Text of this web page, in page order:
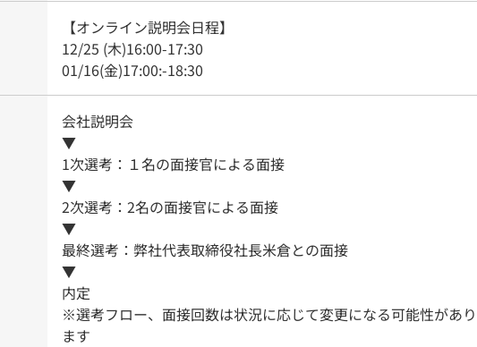
【オンライン説明会日程】
12/25 (木)16:00-17:30
01/16(金)17:00:-18:30
会社説明会
▼
1次選考：１名の面接官による面接
▼
2次選考：2名の面接官による面接
▼
最終選考：弊社代表取締役社長米倉との面接
▼
内定
※選考フロー、面接回数は状況に応じて変更になる可能性があり
ます